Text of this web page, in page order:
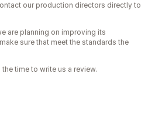
our production directors directly to
are planning on improving its
sure that meet the standards the
time to write us a review.